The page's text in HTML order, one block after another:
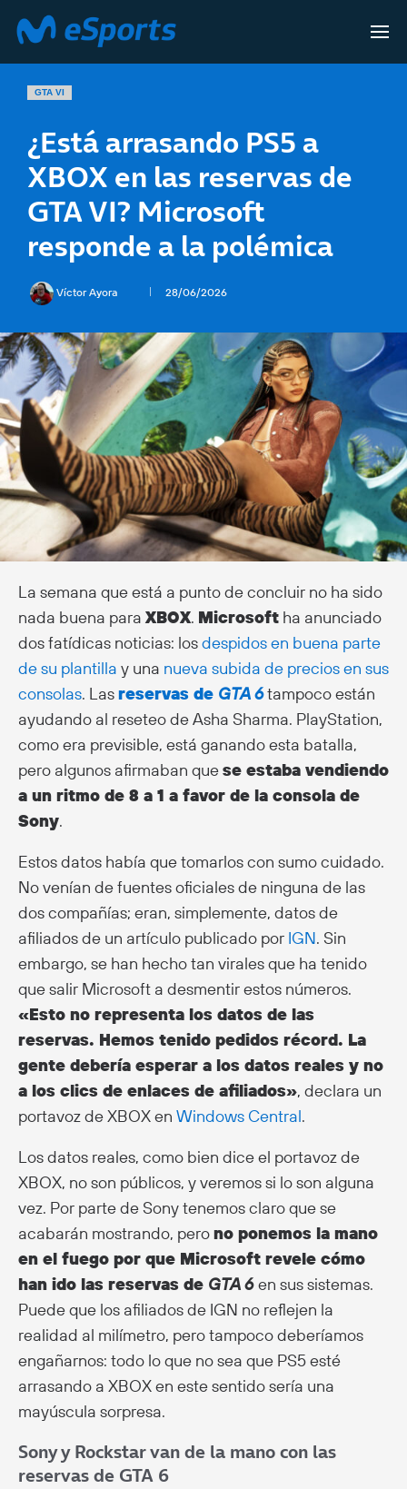
GTA VI
¿Está arrasando PS5 a
XBOX en las reservas de
GTA VI? Microsoft
responde a la polémica
Víctor Ayora 28/06/2026
La semana que está a punto de concluir no ha sido
nada buena para XBOX. Microsoft ha anunciado
dos fatídicas noticias: losdespidos en buena parte
de su plantilla y una nueva subida de precios en sus
consolas. Lasreservas de GTA 6tampoco están
ayudando al reseteo de Asha Sharma. PlayStation,
como era previsible, está ganando esta batalla,
pero algunos afirmaban quese estaba vendiendo
a un ritmo de 8 a 1 a favor de la consola de
Sony.
Estos datos había que tomarlos con sumo cuidado.
No venían de fuentes oficiales de ninguna de las
dos compañías; eran, simplemente, datos de
afiliados de un artículo publicado por IGN. Sin
embargo, se han hecho tan virales que ha tenido
que salir Microsoft a desmentir estos números.
«Esto no representa los datos de las
reservas. Hemos tenido pedidos récord. La
gente debería esperar a los datos reales y no
a los clics de enlaces de afiliados», declara un
portavoz de XBOX en Windows Central.
Los datos reales, como bien dice el portavoz de
XBOX, no son públicos, y veremos si lo son alguna
vez. Por parte de Sony tenemos claro que se
acabarán mostrando, perono ponemos la mano
en el fuego por que Microsoft revele cómo
han ido las reservas de GTA 6 en sus sistemas.
Puede que los afiliados de IGN no reflejen la
realidad al milímetro, pero tampoco deberíamos
engañarnos: todo lo que no sea que PS5 esté
arrasando a XBOX en este sentido sería una
mayúscula sorpresa.
Sony y Rockstar van de la mano con las
reservas de GTA 6